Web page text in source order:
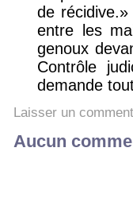
de
entre les
genoux
Contrôle
demande
Laisser un
Aucun